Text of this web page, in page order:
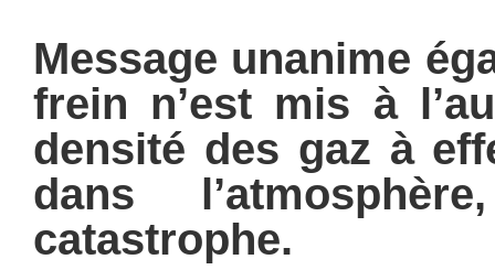
Message unanime
frein n’est mis à
densité des gaz à
dans
catastrophe.